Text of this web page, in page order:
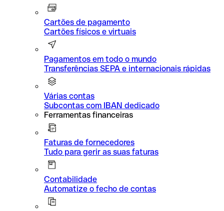
Cartões de pagamento
Cartões físicos e virtuais
Pagamentos em todo o mundo
Transferências SEPA e internacionais rápidas
Várias contas
Subcontas com IBAN dedicado
Ferramentas financeiras
Faturas de fornecedores
Tudo para gerir as suas faturas
Contabilidade
Automatize o fecho de contas